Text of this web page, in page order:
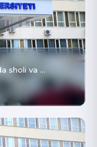
sholi va …